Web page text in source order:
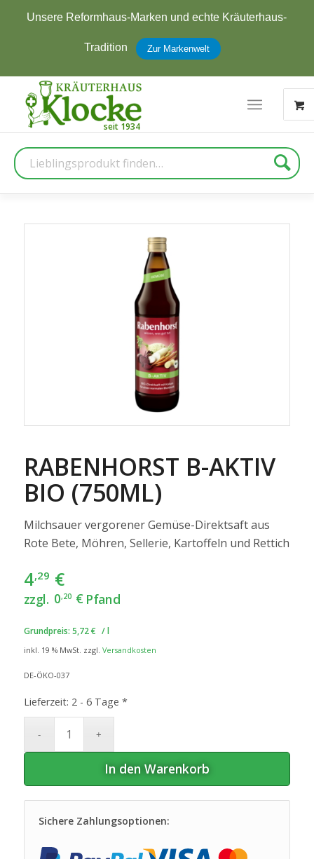
Unsere Reformhaus-Marken und echte Kräuterhaus-
Tradition Zur Markenwelt
Suche
RABENHORST B-AKTIV
BIO (750ML)
Milchsauer vergorener Gemüse-Direktsaft aus
Rote Bete, Möhren, Sellerie, Kartoffeln und Rettich
4,29 €
zzgl. 0,20 €Pfand
Grundpreis: 5,72€ /l
inkl. 19 % MwSt. zzgl. Versandkosten
DE-ÖKO-037
Lieferzeit: 2 - 6 Tage *
In den Warenkorb
Sichere Zahlungsoptionen: